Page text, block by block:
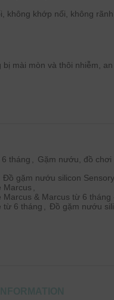
không khớp nối, không
mài mòn và thôi nhiễm, an
tháng
Gặm nướu, đồ chơi
Đồ gặm nướu silicon
Marcus
& Marcus từ 6 tháng
từ 6 tháng
Đồ gặm nướu